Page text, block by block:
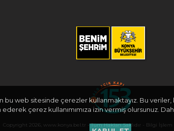
Copyright 2026, www.konya.bel.tr - Tüm Hakları Saklıdır - Bilgi İşlem
bu web sitesinde çerezler kullanmaktayız. Bu
çerez kullanımımıza izin vermiş olursunuz.